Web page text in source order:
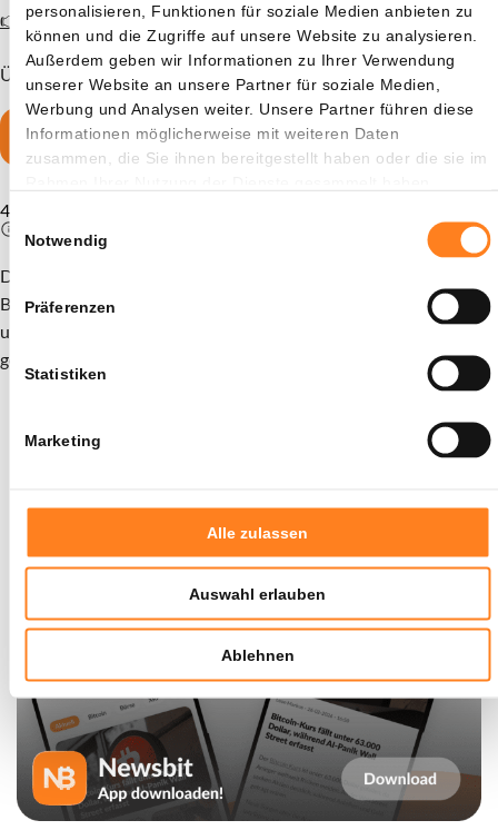
personalisieren, Funktionen für soziale Medien anbieten zu
können und die Zugriffe auf unsere Website zu analysieren.
Außerdem geben wir Informationen zu Ihrer Verwendung
unserer Website an unsere Partner für soziale Medien,
Werbung und Analysen weiter. Unsere Partner führen diese
Informationen möglicherweise mit weiteren Daten
zusammen, die Sie ihnen bereitgestellt haben oder die sie im
Einwilligungsauswahl
Notwendig
Präferenzen
Statistiken
Marketing
Alle zulassen
Auswahl erlauben
Ablehnen
👉 Konto eröffnen und 15 XRP gratis erhalten
Über 1,5 Millionen Nutzer vertrauen bereits auf Bitvavo.
15 XRP sichern
Sie werden weitergeleitet zu
4,5
Die Bewertung wird berechnet, indem die kumulierten
Bewertungen aus dem App Store und Google Play kombiniert
und basierend auf der Anzahl der Rezensionen pro Plattform
gewichtet werden.